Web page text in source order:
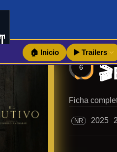
🏠 Inicio ▶️ Trailers
6
Ficha
NR 2025